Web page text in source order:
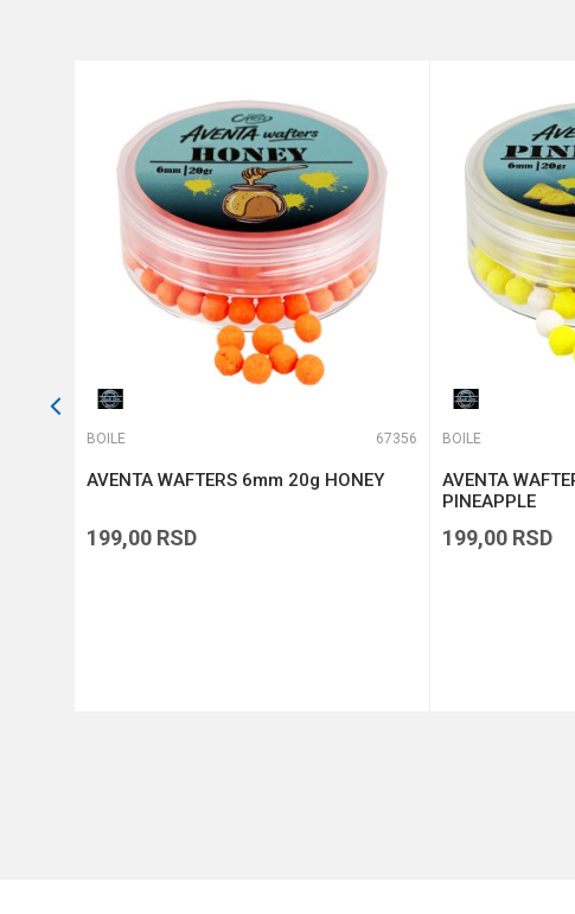
Anti-spam zaštita - izračunajte
BOILE 67356
AVENTA WAFTERS 6mm 20g HONEY
199,00 RSD
BOILE
AVENTA
PINEAPPLE
199,00 RSD